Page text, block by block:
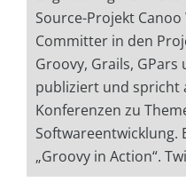
Source-Projekt
Committer in den
Groovy, Grails, GPars
publiziert und spricht
Konferenzen zu
Softwareentwicklung.
„Groovy in Action“.